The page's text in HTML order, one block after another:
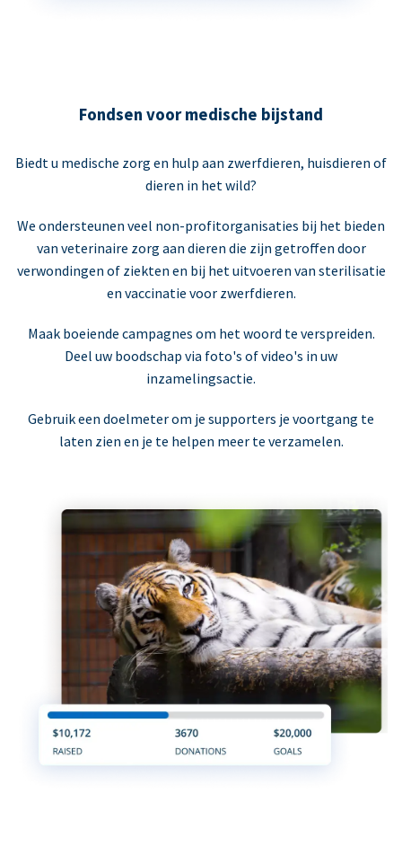
Fondsen voor medische bijstand
Biedt u medische zorg en hulp aan zwerfdieren, huisdieren of
dieren in het wild?
We ondersteunen veel non-profitorganisaties bij het bieden
van veterinaire zorg aan dieren die zijn getroffen door
verwondingen of ziekten en bij het uitvoeren van sterilisatie
en vaccinatie voor zwerfdieren.
Maak boeiende campagnes om het woord te verspreiden.
Deel uw boodschap via foto's of video's in uw
inzamelingsactie.
Gebruik een doelmeter om je supporters je voortgang te
laten zien en je te helpen meer te verzamelen.